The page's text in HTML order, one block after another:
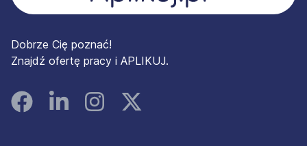
Dobrze Cię poznać!
Znajdź ofertę pracy i APLIKUJ.
FacebookLinked InInstagramInstagram